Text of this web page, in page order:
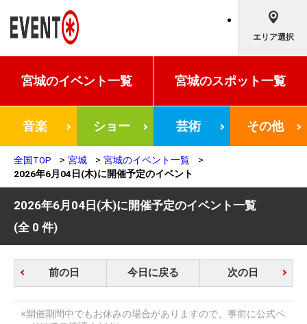
エリア選択
宮城のイベント一覧 宮城のスポット一覧
音楽 ショー 芸術 その他
全国TOP 宮城
宮城のイベント一覧
2026年6月04日(木)に開催予定のイベント
2026年6月04日(木)に開催予定のイベント一覧
(全 0 件)
前の日 今日に戻る 次の日
※開催期間中でもお休みの場合がありますので、事前に公式ペ